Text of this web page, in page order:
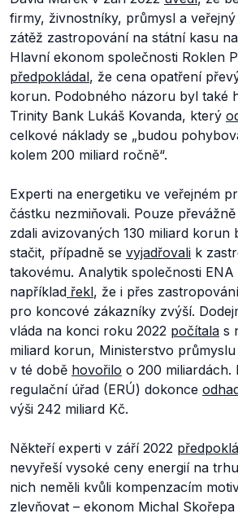
firmy, živnostníky, průmysl a
zátěž zastropování na státní kasu
Hlavní ekonom společnosti Roklen
předpokládal, že cena opatření
korun. Podobného názoru byl také
Trinity Bank Lukáš Kovanda, který
celkové náklady se „budou
kolem 200 miliard ročně“.
Experti na energetiku ve veřejném
částku nezmiňovali. Pouze převážně
zdali avizovaných 130 miliard korun
stačit, případně se vyjadřovali k
takovému. Analytik společnosti
například řekl, že i přes
pro koncové zákazníky zvýší.
vláda na konci roku 2022 počítala s
miliard korun, Ministerstvo
v té době hovořilo o 200 miliardách.
regulační úřad (ERÚ) dokonce
výši 242 miliard Kč.
Někteří experti v září 2022
nevyřeší vysoké ceny energií na
nich neměli kvůli kompenzacím
zlevňovat – ekonom Michal